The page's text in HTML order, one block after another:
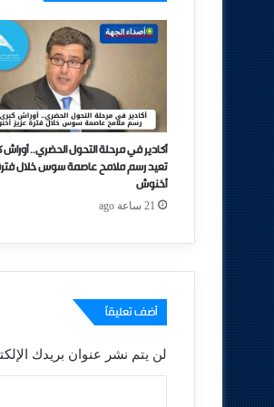
أكادير في مرحلة التحول الحضري..
تعيد رسم ملامح عاصمة سوس خلال
أخنوش
21 ساعة ago
أضف تعليقاً
لن يتم نشر عنوان بريدك